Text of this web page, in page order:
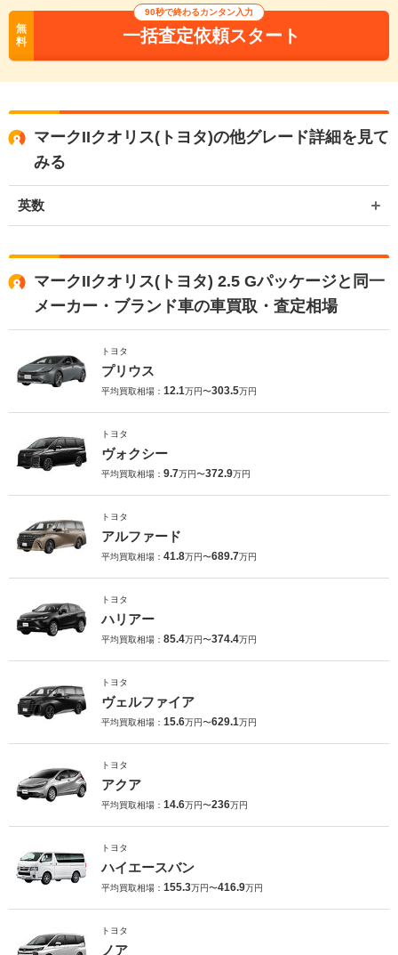
無
料
90秒で終わるカンタン入力
一括査定依頼スタート
マークIIクオリス(トヨタ)の他グレード詳細を見て
みる
英数
マークIIクオリス(トヨタ) 2.5 Gパッケージと同一
メーカー・ブランド車の車買取・査定相場
トヨタ
プリウス
平均買取相場： 12.1万円〜303.5万円
トヨタ
ヴォクシー
平均買取相場： 9.7万円〜372.9万円
トヨタ
アルファード
平均買取相場： 41.8万円〜689.7万円
トヨタ
ハリアー
平均買取相場： 85.4万円〜374.4万円
トヨタ
ヴェルファイア
平均買取相場： 15.6万円〜629.1万円
トヨタ
アクア
平均買取相場： 14.6万円〜236万円
トヨタ
ハイエースバン
平均買取相場： 155.3万円〜416.9万円
トヨタ
ノア